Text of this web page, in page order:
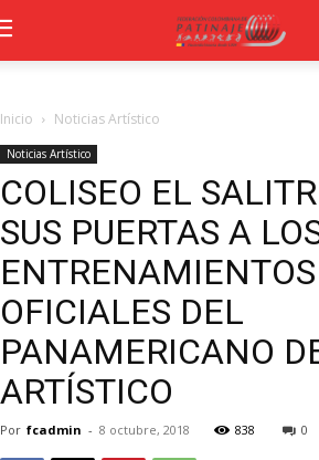
Inicio Noticias Artístico
Noticias Artístico
COLISEO EL
SUS PUERTAS A
ENTRENAMIENTOS
OFICIALES DEL
PANAMERICANO
ARTÍSTICO
Por fcadmin - 8 octubre, 2018 838 0